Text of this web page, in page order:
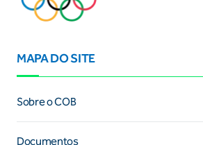
MAPA DO SITE
Sobre o COB
Documentos